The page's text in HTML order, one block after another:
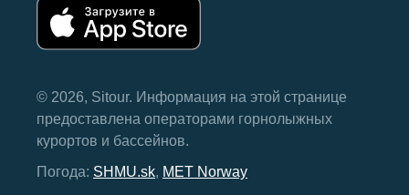
© 2026, Sitour. Информация на этой странице
предоставлена ​​операторами горнолыжных
курортов и бассейнов.
Погода: SHMU.sk, MET Norway